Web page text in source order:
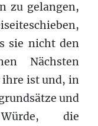
zu gelangen,
sie nicht den
Nächsten
ihre ist und, in
und
die